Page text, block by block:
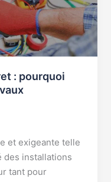
: pourquoi
et exigeante telle
des installations
tant pour